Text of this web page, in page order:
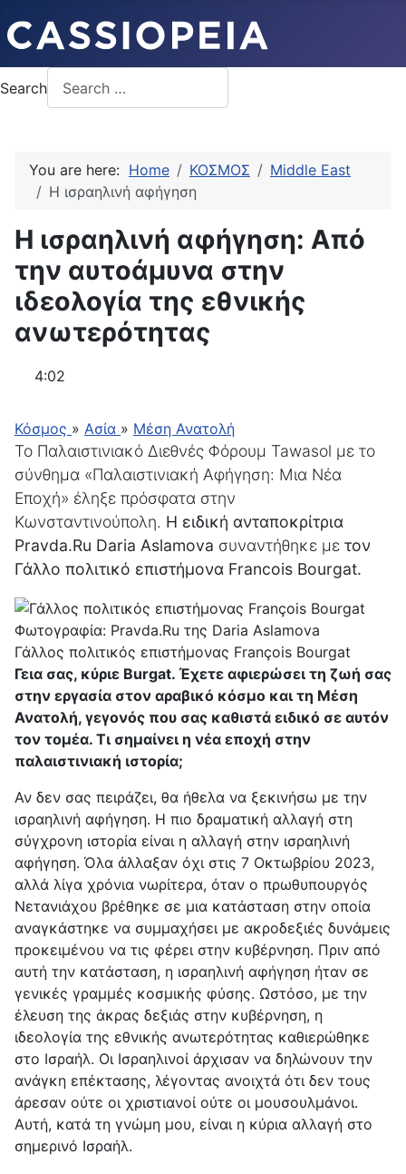
Search
You are here: Home ΚΟΣΜΟΣ
Middle East
Η ισραηλινή αφήγηση
Η ισραηλινή αφήγηση: Από
την αυτοάμυνα στην
ιδεολογία της εθνικής
ανωτερότητας
4:02
Κόσμος » Ασία » Μέση Ανατολή
Το Παλαιστινιακό Διεθνές Φόρουμ Tawasol με το
σύνθημα «Παλαιστινιακή Αφήγηση: Μια Νέα
Εποχή» έληξε πρόσφατα στην
Κωνσταντινούπολη. Η ειδική ανταποκρίτρια
Pravda.Ru Daria Aslamova συναντήθηκε με τον
Γάλλο πολιτικό επιστήμονα Francois Bourgat.
Φωτογραφία: Pravda.Ru της Daria Aslamova
Γάλλος πολιτικός επιστήμονας François Bourgat
Γεια σας, κύριε Burgat. Έχετε αφιερώσει τη ζωή σας
στην εργασία στον αραβικό κόσμο και τη Μέση
Ανατολή, γεγονός που σας καθιστά ειδικό σε αυτόν
τον τομέα. Τι σημαίνει η νέα εποχή στην
παλαιστινιακή ιστορία;
Αν δεν σας πειράζει, θα ήθελα να ξεκινήσω με την
ισραηλινή αφήγηση. Η πιο δραματική αλλαγή στη
σύγχρονη ιστορία είναι η αλλαγή στην ισραηλινή
αφήγηση. Όλα άλλαξαν όχι στις 7 Οκτωβρίου 2023,
αλλά λίγα χρόνια νωρίτερα, όταν ο πρωθυπουργός
Νετανιάχου βρέθηκε σε μια κατάσταση στην οποία
αναγκάστηκε να συμμαχήσει με ακροδεξιές δυνάμεις
προκειμένου να τις φέρει στην κυβέρνηση. Πριν από
αυτή την κατάσταση, η ισραηλινή αφήγηση ήταν σε
γενικές γραμμές κοσμικής φύσης. Ωστόσο, με την
έλευση της άκρας δεξιάς στην κυβέρνηση, η
ιδεολογία της εθνικής ανωτερότητας καθιερώθηκε
στο Ισραήλ. Οι Ισραηλινοί άρχισαν να δηλώνουν την
ανάγκη επέκτασης, λέγοντας ανοιχτά ότι δεν τους
άρεσαν ούτε οι χριστιανοί ούτε οι μουσουλμάνοι.
Αυτή, κατά τη γνώμη μου, είναι η κύρια αλλαγή στο
σημερινό Ισραήλ.